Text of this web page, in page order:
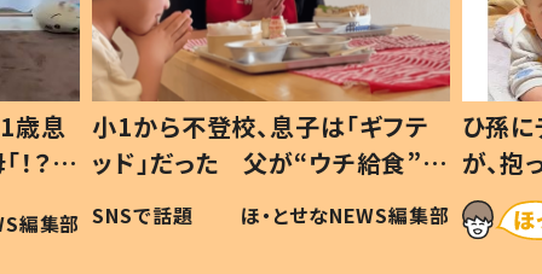
歳息
？」
編集部
小1から不登校、息子は「ギフテ
ッド」だった 父が“ウチ給食”を
作り続ける理由とは #令和の親
#令和の子
SNSで話題 ほ・とせなNEWS編集部
ひ孫
が、
「涙が
い」